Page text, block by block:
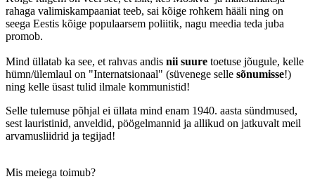
rahaga valimiskampaaniat teeb, sai kõige rohkem hääli ning on
seega Eestis kõige populaarsem poliitik, nagu meedia teda juba
promob.
Mind üllatab ka see, et rahvas andis nii suure toetuse jõugule, kelle
hümn/ülemlaul on "Internatsionaal" (süvenege selle sõnumisse!)
ning kelle üsast tulid ilmale kommunistid!
Selle tulemuse põhjal ei üllata mind enam 1940. aasta sündmused,
sest lauristinid, anveldid, pöögelmannid ja allikud on jatkuvalt meil
arvamusliidrid ja tegijad!
Mis meiega toimub?